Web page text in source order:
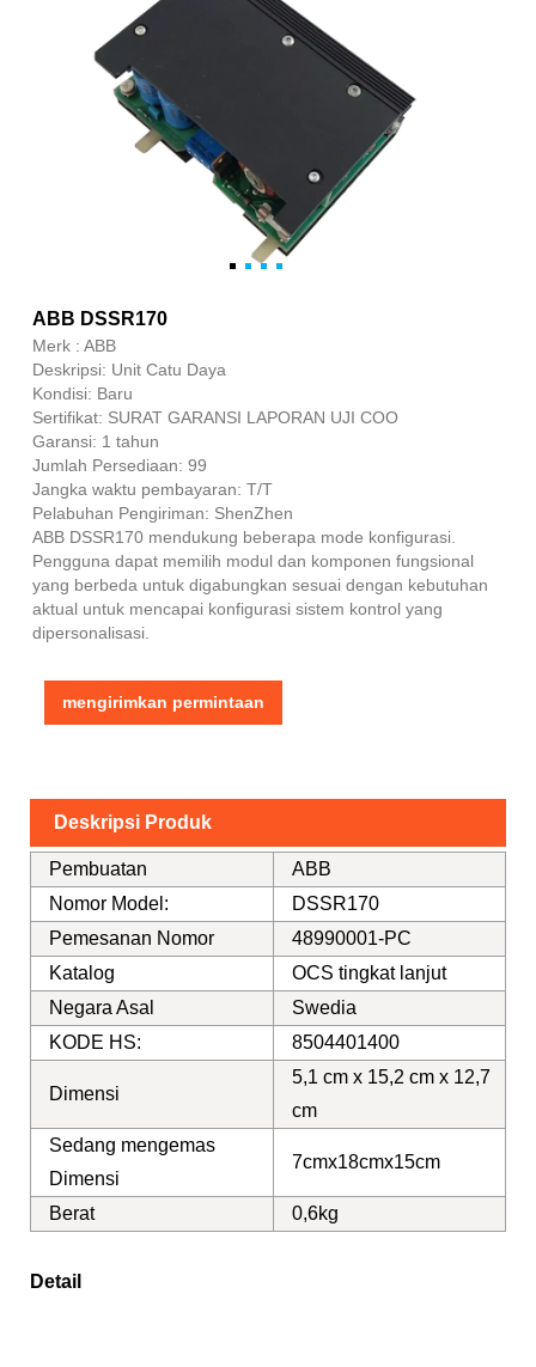
ABB DSSR170
Merk : ABB
Deskripsi: Unit Catu Daya
Kondisi: Baru
Sertifikat: SURAT GARANSI LAPORAN UJI COO
Garansi: 1 tahun
Jumlah Persediaan: 99
Jangka waktu pembayaran: T/T
Pelabuhan Pengiriman: ShenZhen
ABB DSSR170 mendukung beberapa mode konfigurasi.
Pengguna dapat memilih modul dan komponen fungsional
yang berbeda untuk digabungkan sesuai dengan kebutuhan
aktual untuk mencapai konfigurasi sistem kontrol yang
dipersonalisasi.
mengirimkan permintaan
Deskripsi Produk
Pembuatan
ABB
Nomor Model:
DSSR170
Pemesanan Nomor
48990001-PC
Katalog
OCS tingkat lanjut
Negara Asal
Swedia
KODE HS:
8504401400
Dimensi
5,1 cm x 15,2 cm x 12,7
cm
Sedang mengemas
Dimensi
7cmx18cmx15cm
Berat 0,6kg
Detail